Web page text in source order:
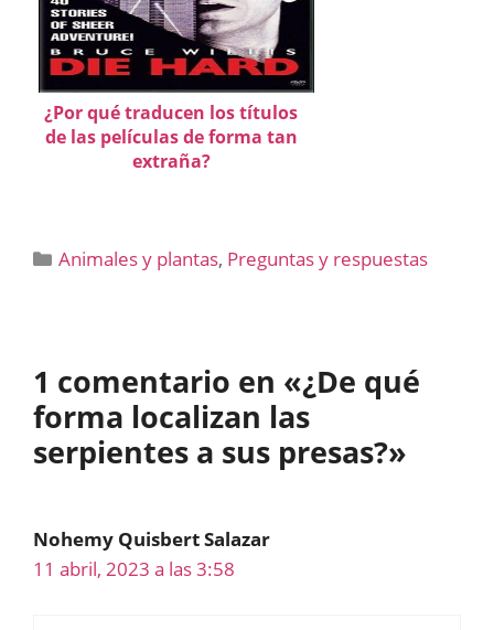
¿Por qué traducen los títulos
de las películas de forma tan
extraña?
Categorías
Animales y plantas, Preguntas y respuestas
1 comentario en «¿De qué
forma localizan las
serpientes a sus presas?»
Nohemy Quisbert Salazar
11 abril, 2023 a las 3:58